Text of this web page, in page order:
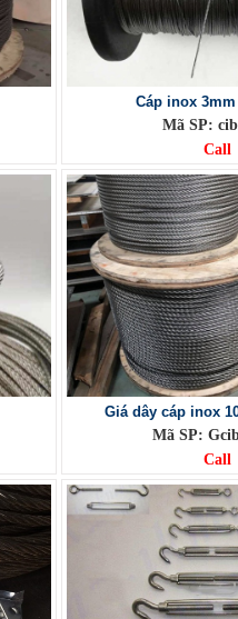
Cáp inox
Mã SP:
Call
Giá dây cáp inox
Mã SP:
Call